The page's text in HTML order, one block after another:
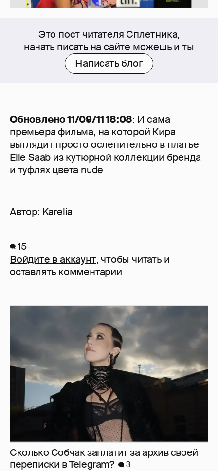
Это пост читателя Сплетника,
начать писать на сайте можешь и ты
Написать блог
Обновлено 11/09/11 18:08: И сама
премьера фильма, на которой Кира
выглядит просто ослепительно в платье
Elie Saab из кутюрной коллекции бренда
и туфлях цвета nude
Автор: Karelia
15
Войдите в аккаунт, чтобы читать и
оставлять комментарии
Сколько Собчак заплатит за архив своей
перeписки в Telegram?
3